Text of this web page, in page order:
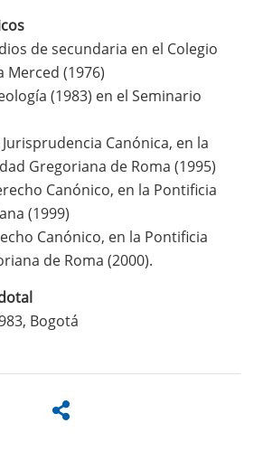
de secundaria en el Colegio
Merced (1976)
(1983) en el Seminario
Canónica, en la
Gregoriana de Roma (1995)
Canónico, en la Pontificia
(1999)
Canónico, en la Pontificia
de Roma (2000).
Bogotá